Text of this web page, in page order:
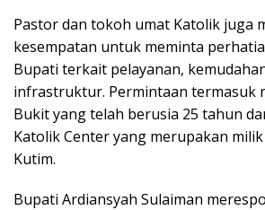
Pastor dan tokoh umat Katolik juga
kesempatan untuk meminta
Bupati terkait pelayanan,
infrastruktur. Permintaan termasuk
Bukit yang telah berusia 25 tahun
Katolik Center yang merupakan
Kutim.
Bupati Ardiansyah Sulaiman